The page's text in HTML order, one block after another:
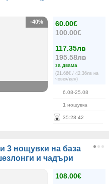
60.00€
100.00€
117.35лв
195.58лв
за двама
(21.66€ / 42.36лв на
човек/ден)
6.08-25.08
1 нощувка
35:28:42
-40%
3 нощувки на база
и чадъри
108.00€